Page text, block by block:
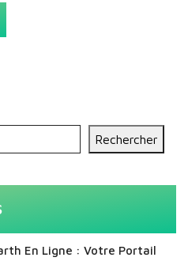
Rechercher
En Ligne : Votre Portail